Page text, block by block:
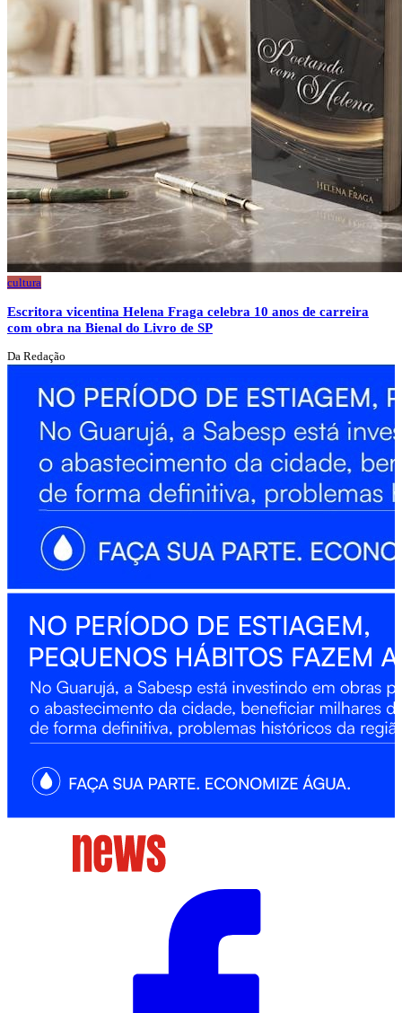
cultura
Escritora vicentina Helena Fraga celebra 10 anos de carreira
com obra na Bienal do Livro de SP
Da Redação